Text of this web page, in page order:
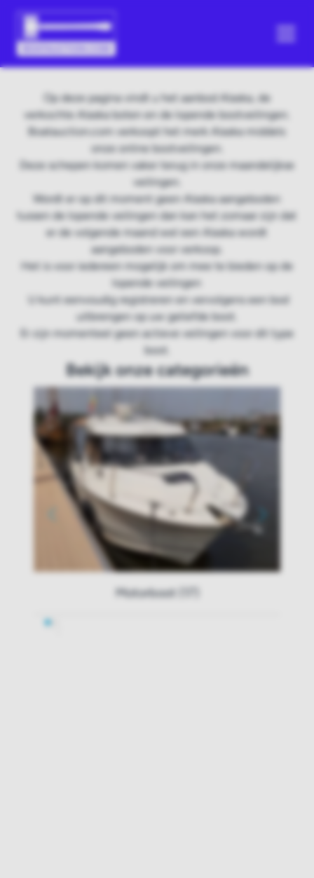
Op deze pagina vindt u het aanbod Alaska, de
verkochte Alaska boten en de lopende bootveilingen.
Boatauction.com verkoopt het merk Alaska middels
onze online bootveilingen.
Deze schepen komen vaker terug in onze maandelijkse
veilingen.
Wordt er op dit moment geen Alaska aangeboden
tussen de lopende veilingen dan kan het zomaar zijn dat
er de volgende maand wel een Alaska wordt
aangeboden voor verkoop.
Het is voor iedereen mogelijk om mee te bieden op de
lopende veilingen
U kunt eenvoudig registreren en vervolgens een bod
uitbrengen op uw geliefde boot.
Er zijn momenteel geen actieve veilingen voor dit type
boot.
Bekijk onze categorieën
Motorboot (17)